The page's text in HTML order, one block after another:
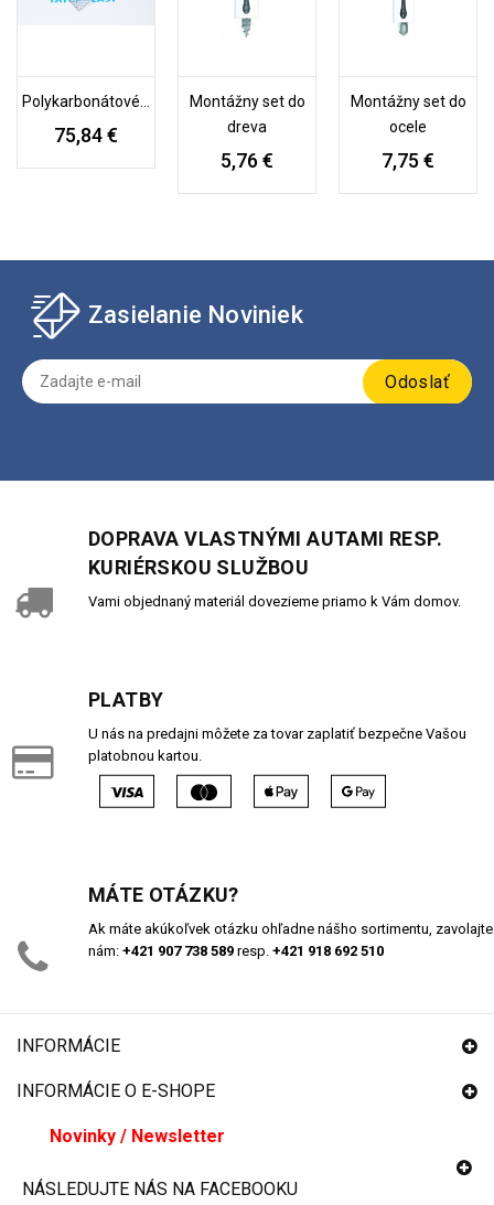
Polykarbonátové...
75,84 €
Montážny set do
dreva
5,76 €
Montážny set do
ocele
7,75 €
Zasielanie Noviniek
Odoslať
DOPRAVA VLASTNÝMI AUTAMI RESP.
KURIÉRSKOU SLUŽBOU
Vami objednaný materiál dovezieme priamo k Vám domov.
PLATBY
U nás na predajni môžete za tovar zaplatiť bezpečne Vašou
platobnou kartou.
MÁTE OTÁZKU?
Ak máte akúkoľvek otázku ohľadne nášho sortimentu, zavolajte
nám: +421 907 738 589 resp. +421 918 692 510
INFORMÁCIE
INFORMÁCIE O E-SHOPE
Novinky / Newsletter
NÁSLEDUJTE NÁS NA FACEBOOKU